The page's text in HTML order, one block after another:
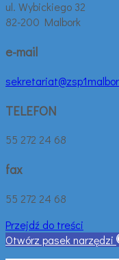
ul. Wybickiego 32
82-200 Malbork
e-mail
TELEFON
55 272 24 68
fax
55 272 24 68
Przejdź do treści
Otwórz pasek narzędzi